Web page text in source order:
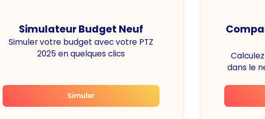
Simulateur Budget Neuf
Simuler votre budget avec votre PTZ
2025 en quelques clics
Simuler
dans le